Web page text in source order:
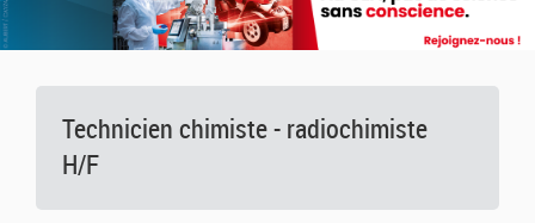
Technicien chimiste - radiochimiste
H/F